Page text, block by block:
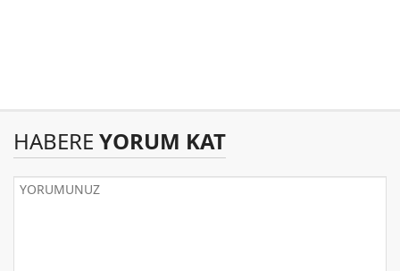
HABERE YORUM KAT